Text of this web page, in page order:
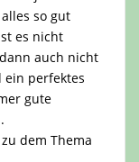
so gut
es nicht
auch nicht
ein perfektes
gute
dem Thema